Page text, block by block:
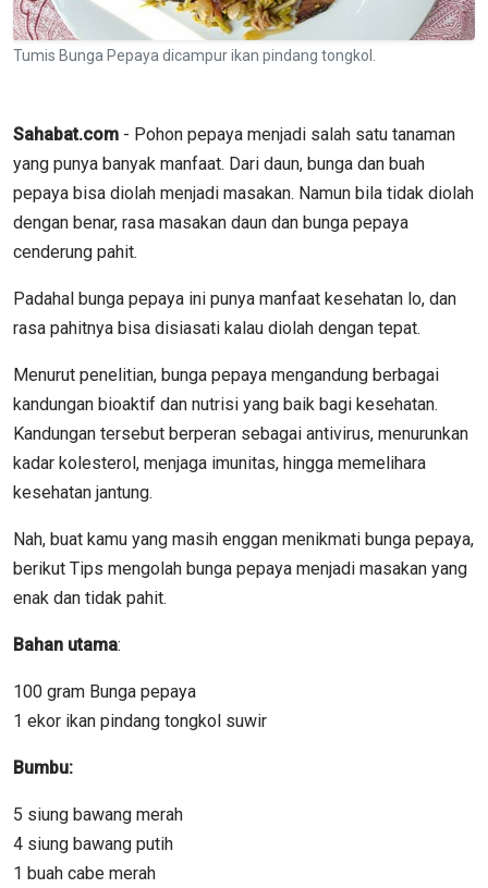
Tumis Bunga Pepaya dicampur ikan pindang tongkol.
Sahabat.com - Pohon pepaya menjadi salah satu tanaman
yang punya banyak manfaat. Dari daun, bunga dan buah
pepaya bisa diolah menjadi masakan. Namun bila tidak diolah
dengan benar, rasa masakan daun dan bunga pepaya
cenderung pahit.
Padahal bunga pepaya ini punya manfaat kesehatan lo, dan
rasa pahitnya bisa disiasati kalau diolah dengan tepat.
Menurut penelitian, bunga pepaya mengandung berbagai
kandungan bioaktif dan nutrisi yang baik bagi kesehatan.
Kandungan tersebut berperan sebagai antivirus, menurunkan
kadar kolesterol, menjaga imunitas, hingga memelihara
kesehatan jantung.
Nah, buat kamu yang masih enggan menikmati bunga pepaya,
berikut Tips mengolah bunga pepaya menjadi masakan yang
enak dan tidak pahit.
Bahan utama:
100 gram Bunga pepaya
1 ekor ikan pindang tongkol suwir
Bumbu:
5 siung bawang merah
4 siung bawang putih
1 buah cabe merah